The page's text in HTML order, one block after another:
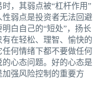
，其弱点被“杠杆作用”
弱点是投资者无法回避
白自己的“短处”，扬长
在轻松、理智、愉快的
何情绪下都不要做任何
心态问题。好的心态是
强风险控制的重要方